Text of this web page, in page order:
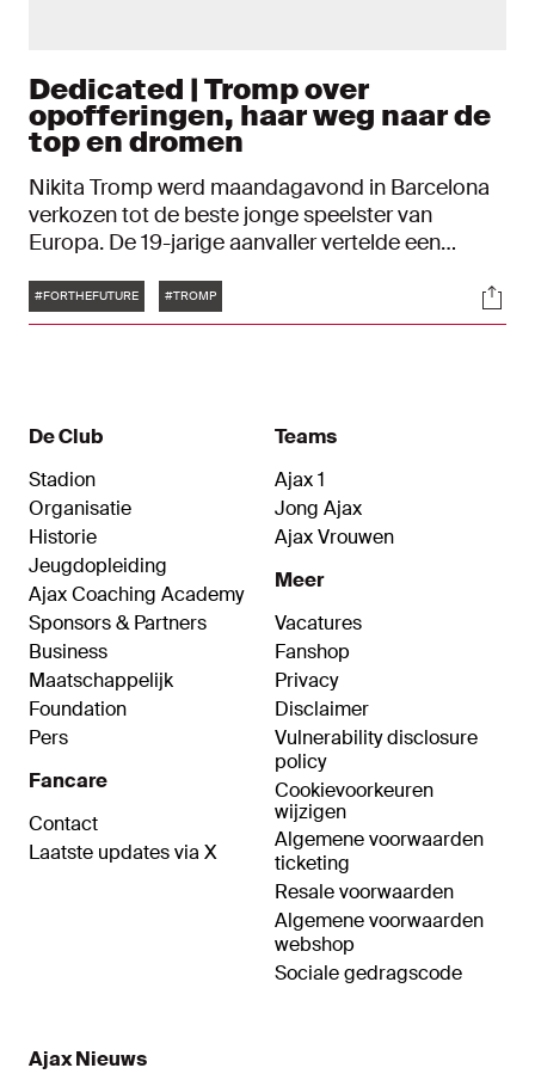
Dedicated | Tromp over
opofferingen, haar weg naar de
top en dromen
Nikita Tromp werd maandagavond in Barcelona
verkozen tot de beste jonge speelster van
Europa. De 19-jarige aanvaller vertelde een
de top en de kansen die ze heeft gekregen bij
Ajax, mede dankzij hoofdsponsor ABN AMRO.
Tags
#FORTHEFUTURE #TROMP
De Club
Stadion
Organisatie
Historie
Jeugdopleiding
Ajax Coaching Academy
Sponsors & Partners
Business
Maatschappelijk
Foundation
Pers
Fancare
Contact
Laatste updates via X
Teams
Ajax 1
Jong Ajax
Ajax Vrouwen
Meer
Vacatures
Fanshop
Privacy
Disclaimer
Vulnerability disclosure
policy
Cookievoorkeuren
wijzigen
Algemene voorwaarden
ticketing
Resale voorwaarden
Algemene voorwaarden
webshop
Sociale gedragscode
Ajax Nieuws